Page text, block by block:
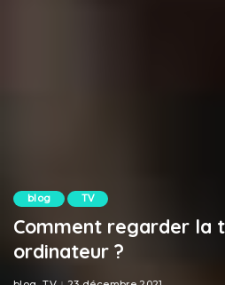
blog TV
Comment regarder la
ordinateur ?